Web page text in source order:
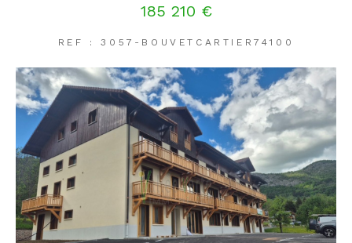
185 210 €
REF : 3057-BOUVETCARTIER74100